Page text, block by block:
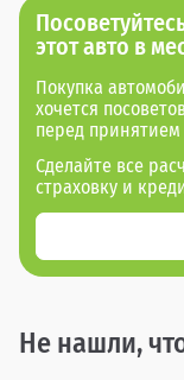
этот авто в
Покупка
хочется
перед
Сделайте все
страховку и
Не нашли,